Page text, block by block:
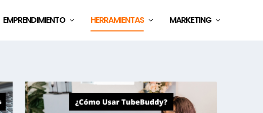
EMPRENDIMIENTO HERRAMIENTAS MARKETING